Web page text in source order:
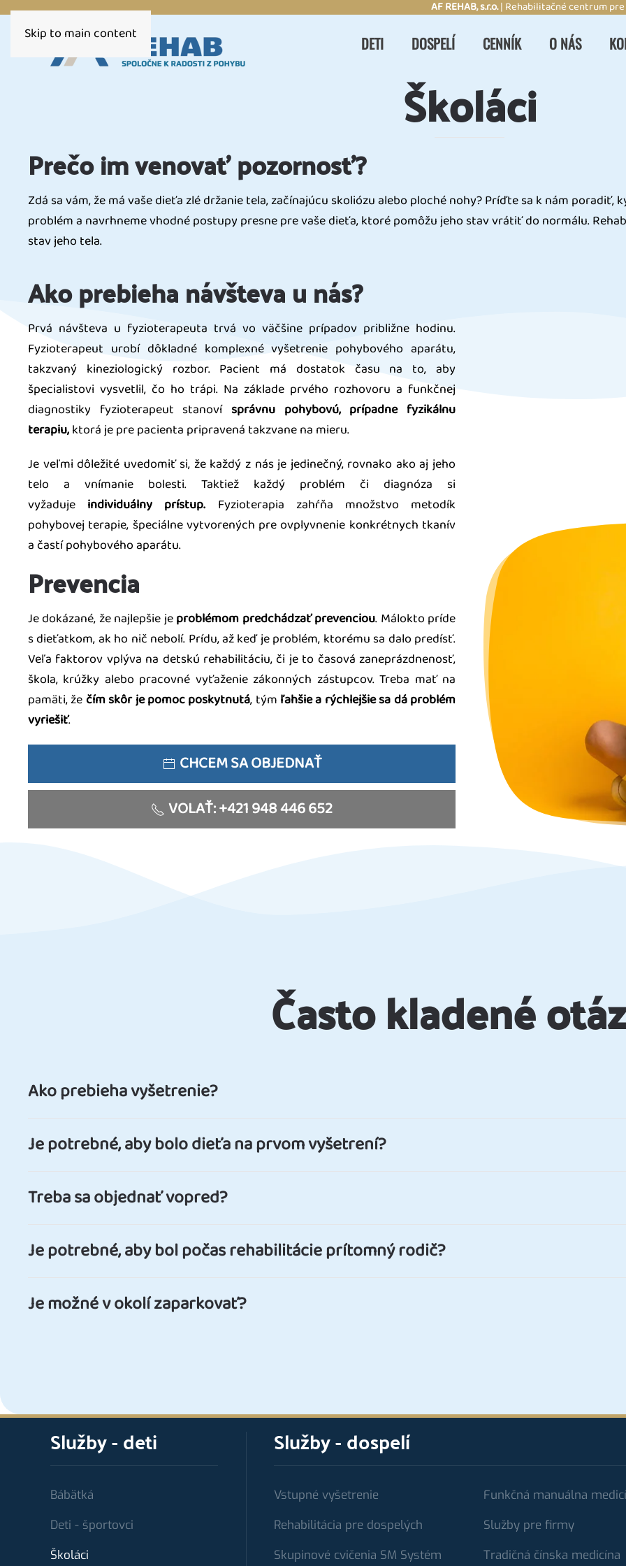
Skip to main content
AF REHAB, s.r.o.| Rehabilitačné centrum
DETI DOSPELÍ CENNÍK O NÁS
Školáci
Prečo im venovať pozornosť?
Zdá sa vám, že má vaše dieťa zlé držanie tela, začínajúcu skoliózu alebo ploché nohy? Príďte sa k nám
problém a navrhneme vhodné postupy presne pre vaše dieťa, ktoré pomôžu jeho stav vrátiť do normálu.
stav jeho tela.
Ako prebieha návšteva u nás?
Prvá návšteva u fyzioterapeuta trvá vo väčšine prípadov približne hodinu.
Fyzioterapeut urobí dôkladné komplexné vyšetrenie pohybového aparátu,
takzvaný kineziologický rozbor. Pacient má dostatok času na to, aby
špecialistovi vysvetlil, čo ho trápi. Na základe prvého rozhovoru a funkčnej
diagnostiky fyzioterapeut stanoví správnu pohybovú, prípadne fyzikálnu
terapiu,ktorá je pre pacienta pripravená takzvane na mieru.
Je veľmi dôležité uvedomiť si, že každý z nás je jedinečný, rovnako ako aj jeho
telo a vnímanie bolesti. Taktiež každý problém či diagnóza si
vyžaduje individuálny prístup. Fyzioterapia zahŕňa množstvo metodík
pohybovej terapie, špeciálne vytvorených pre ovplyvnenie konkrétnych tkanív
a častí pohybového aparátu.
Prevencia
Je dokázané, že najlepšie jeproblémom predchádzať prevenciou. Málokto príde
s dieťatkom, ak ho nič nebolí. Prídu, až keď je problém, ktorému sa dalo predísť.
Veľa faktorov vplýva na detskú rehabilitáciu, či je to časová zaneprázdnenosť,
škola, krúžky alebo pracovné vyťaženie zákonných zástupcov. Treba mať na
pamäti, žečím skôr je pomoc poskytnutá, tým ľahšie a rýchlejšie sa dá problém
vyriešiť.
CHCEM SA OBJEDNAŤ
VOLAŤ: +421 948 446 652
Často kladené
Ako prebieha vyšetrenie?
Je potrebné, aby bolo dieťa na prvom vyšetrení?
Treba sa objednať vopred?
Je potrebné, aby bol počas rehabilitácie prítomný rodič?
Je možné v okolí zaparkovať?
Služby - deti
Bábätká
Deti - športovci
Školáci
Služby - dospelí
Vstupné vyšetrenie
Rehabilitácia pre dospelých
Skupinové cvičenia SM Systém
Funkčná manuálna
Služby pre firmy
Tradičná čínska medicína